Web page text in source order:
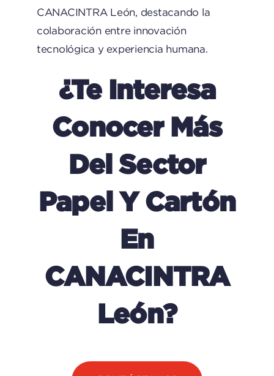
CANACINTRA León, destacando la
colaboración entre innovación
tecnológica y experiencia humana.
¿Te Interesa
Conocer Más
Del Sector
Papel Y Cartón
En
CANACINTRA
León?